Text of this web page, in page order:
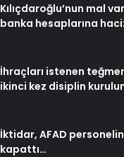
Kılıçdaroğlu’nun mal
banka hesaplarına
İhraçları istenen
ikinci kez disiplin
İktidar, AFAD
kapattı…